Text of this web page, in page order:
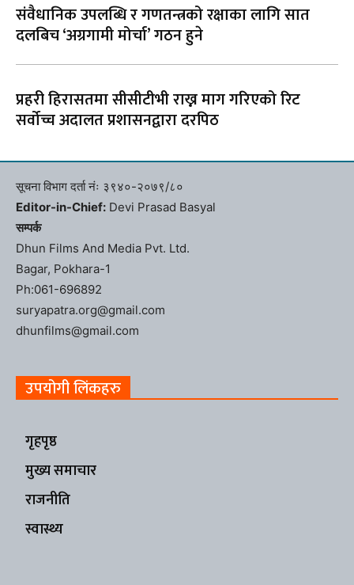
संवैधानिक उपलब्धि र गणतन्त्रको रक्षाका लागि सात
दलबिच ‘अग्रगामी मोर्चा’ गठन हुने
प्रहरी हिरासतमा सीसीटीभी राख्न माग गरिएको रिट
सर्वोच्च अदालत प्रशासनद्वारा दरपिठ
सूचना विभाग दर्ता नंः ३९४०-२०७९/८०
Editor-in-Chief: Devi Prasad Basyal
सम्पर्क
Dhun Films And Media Pvt. Ltd.
Bagar, Pokhara-1
Ph:061-696892
suryapatra.org@gmail.com
dhunfilms@gmail.com
उपयोगी लिंकहरु
गृहपृष्ठ
मुख्य समाचार
राजनीति
स्वास्थ्य